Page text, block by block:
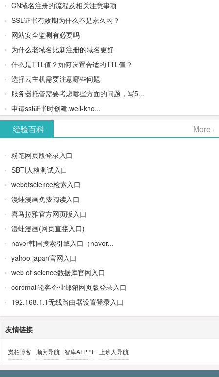
CN域名注册的流程及相关注意事项
SSL证书有效期为什么不是永久的？
网站安全监测有必要吗
为什么老域名比新注册的域名更好
什么是TTL值？如何设置合适的TTL值？
选择云主机需要注意哪些问题
服务器托管需要考虑哪些方面的问题，写5...
申请ssl证书时创建.well-kno...
经验百科 More+
粉笔网页版登录入口
SBTI人格测试入口
webofscience检索入口
漫蛙漫画免费阅读入口
喜马拉雅官方网页版入口
漫蛙漫画(网页直接入口)
naver韩国搜索引擎入口（naver...
yahoo japan官网入口
web of science数据库官网入口
coremail论客企业邮箱网页版登录入口
192.168.1.1无线路由器设置登录入口
友情链接
岚柏博客 顺为导航 智库AI PPT 上班人导航